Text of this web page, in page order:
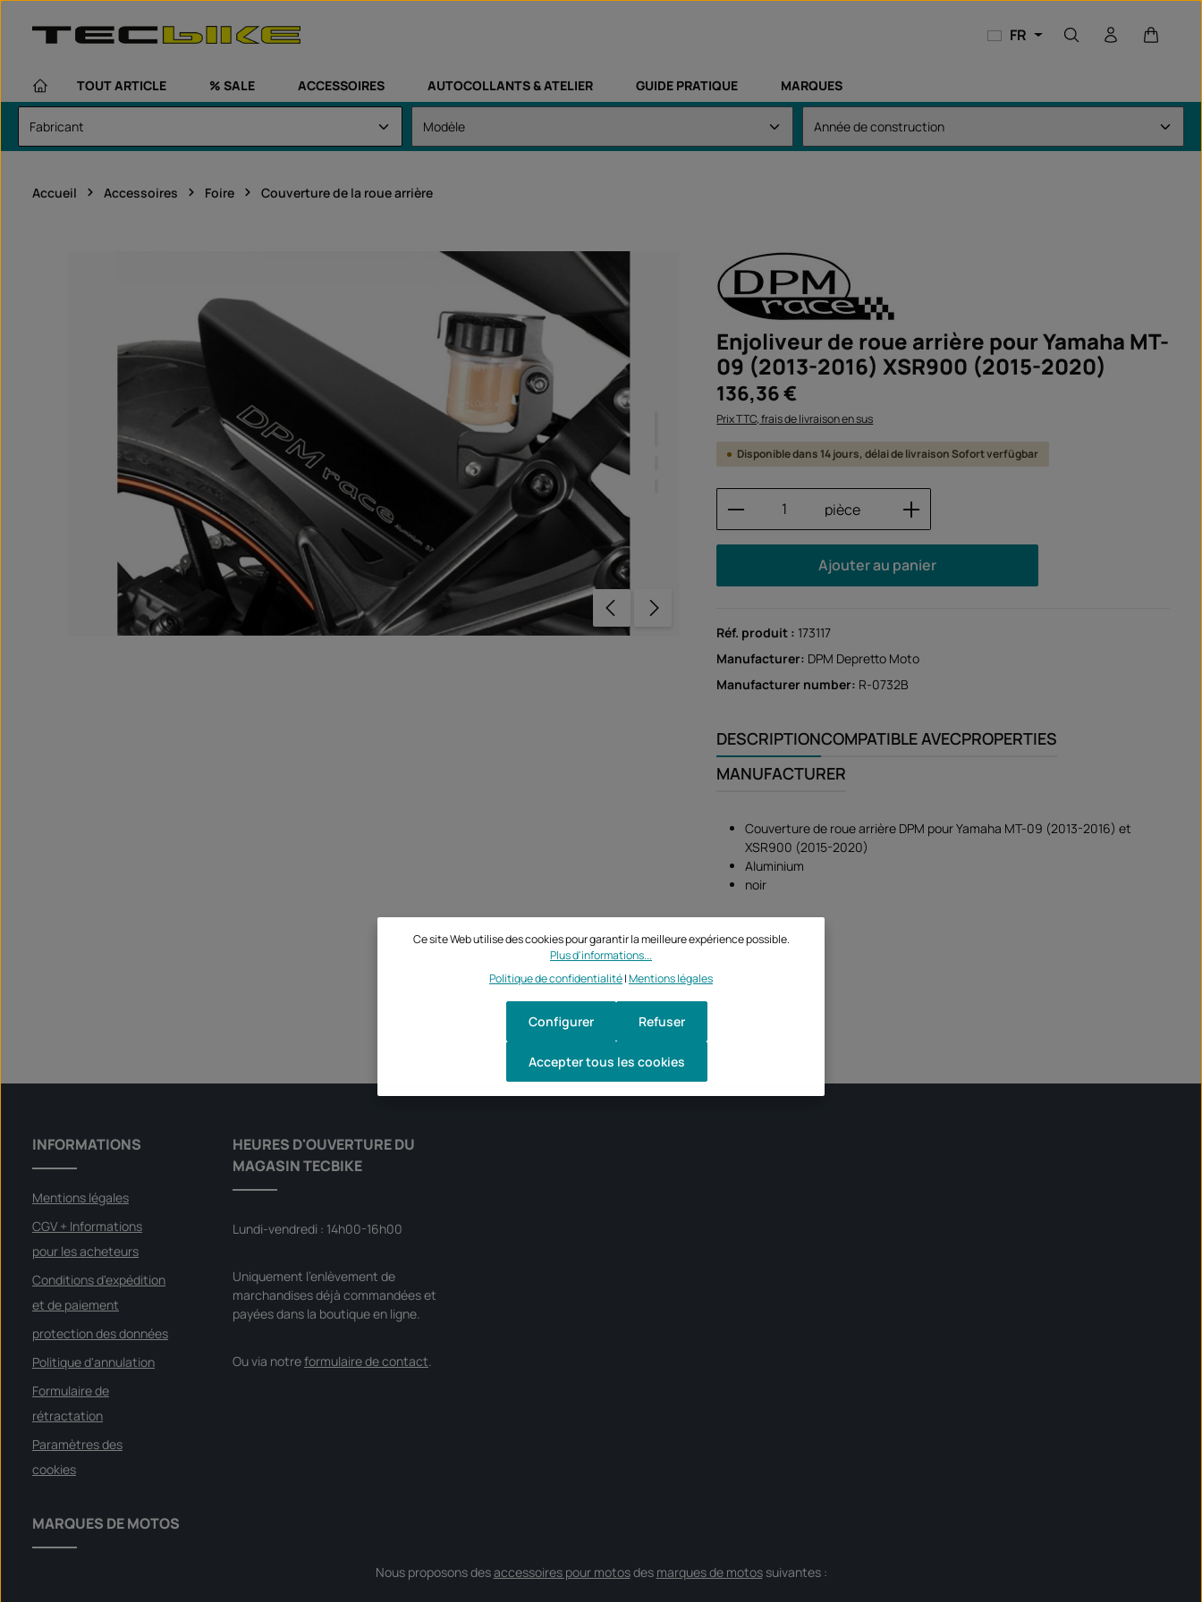
FR Le
TOUT ARTICLE % SALE ACCESSOIRES AUTOCOLLANTS & ATELIER GUIDE PRATIQUE MARQUES
Accueil Accessoires Foire Couverture de la roue arrière
Enjoliveur de roue arrière pour Yamaha MT-
09 (2013-2016) XSR900 (2015-2020)
Prix régulier :
136,36 €
Prix TTC, frais de livraison en sus
Disponible dans 14 jours, délai de livraison Sofort verfügbar
Quantité de produit : Entrez la quantité
pièce
Ajouter au panier
Réf. produit : 173117
Manufacturer: DPM Depretto Moto
Manufacturer number: R-0732B
DESCRIPTIONCOMPATIBLE AVECPROPERTIES
MANUFACTURER
Couverture de roue arrière DPM pour Yamaha MT-09 (2013-2016) et
XSR900 (2015-2020)
Aluminium
noir
INFORMATIONS
Mentions légales
CGV + Informations
pour les acheteurs
Conditions d'expédition
et de paiement
protection des données
Politique d'annulation
Formulaire de
rétractation
Paramètres des
cookies
HEURES D'OUVERTURE DU
MAGASIN TECBIKE
Lundi-vendredi : 14h00-16h00
Uniquement l'enlèvement de
marchandises déjà commandées et
payées dans la boutique en ligne.
Ou via notreformulaire de contact.
MARQUES DE MOTOS
Nous proposons desaccessoires pour motosdes marques de motossuivantes :
Ce site Web utilise des cookies pour garantir la meilleure expérience possible.
Plus d'informations...
Politique de confidentialité|Mentions légales
Refuser
Configurer
Accepter tous les cookies